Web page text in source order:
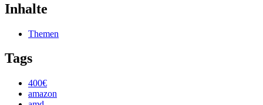
Inhalte
Themen
Tags
400€
amazon